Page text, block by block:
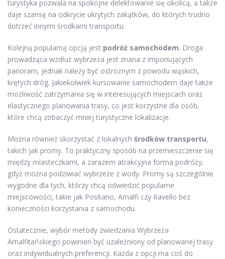
turystyka pozwala na spokojne delektowanie się okolicą, a także
daje szansę na odkrycie ukrytych zakątków, do których trudno
dotrzeć innymi środkami transportu.
Kolejną popularną opcją jest podróż samochodem. Droga
prowadząca wzdłuż wybrzeża jest znana z imponujących
panoram, jednak należy być ostrożnym z powodu wąskich,
krętych dróg. Jakiekolwiek kursowanie samochodem daje także
możliwość zatrzymania się w interesujących miejscach oraz
elastycznego planowania trasy, co jest korzystne dla osób,
które chcą zobaczyć mniej turystyczne lokalizacje.
Można również skorzystać z lokalnych środków transportu,
takich jak promy. To praktyczny sposób na przemieszczenie się
między miasteczkami, a zarazem atrakcyjna forma podróży,
gdyż można podziwiać wybrzeże z wody. Promy są szczególnie
wygodne dla tych, którzy chcą odwiedzić popularne
miejscowości, takie jak Positano, Amalfi czy Ravello bez
konieczności korzystania z samochodu.
Ostatecznie, wybór metody zwiedzania Wybrzeża
Amalfitańskiego powinien być uzależniony od planowanej trasy
oraz indywidualnych preferencji. Każda z opcji ma coś do